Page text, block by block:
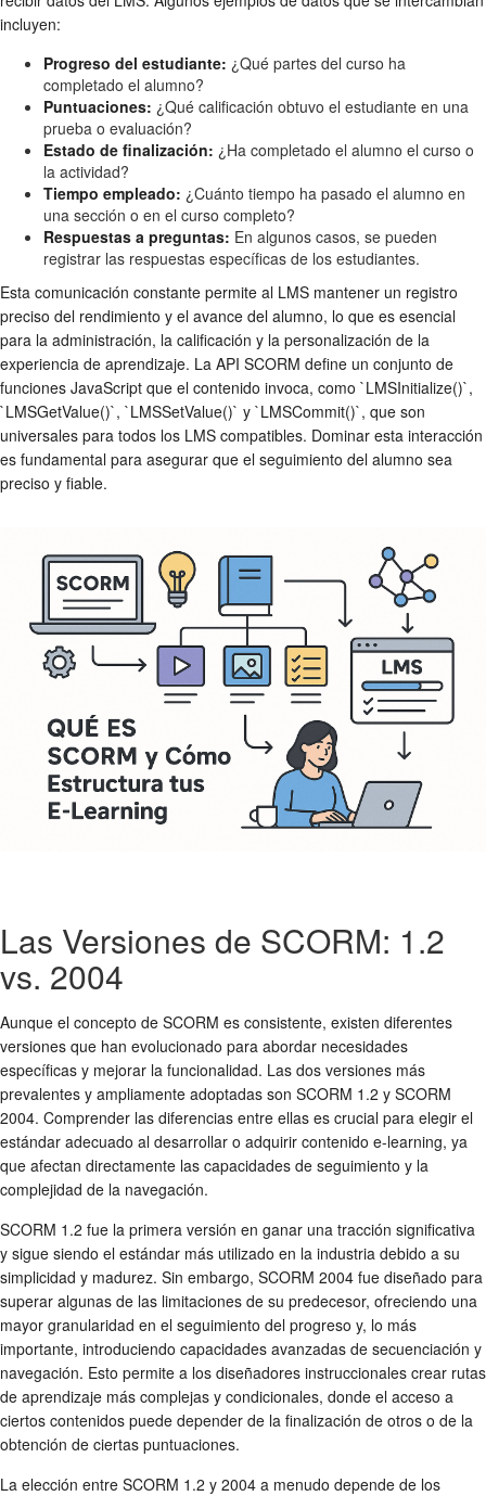
incluyen:
Progreso del estudiante: ¿Qué partes del curso ha
completado el alumno?
Puntuaciones: ¿Qué calificación obtuvo el estudiante en una
prueba o evaluación?
Estado de finalización: ¿Ha completado el alumno el curso o
la actividad?
Tiempo empleado: ¿Cuánto tiempo ha pasado el alumno en
una sección o en el curso completo?
Respuestas a preguntas: En algunos casos, se pueden
registrar las respuestas específicas de los estudiantes.
Esta comunicación constante permite al LMS mantener un registro
preciso del rendimiento y el avance del alumno, lo que es esencial
para la administración, la calificación y la personalización de la
experiencia de aprendizaje. La API SCORM define un conjunto de
funciones JavaScript que el contenido invoca, como `LMSInitialize()`,
`LMSGetValue()`, `LMSSetValue()` y `LMSCommit()`, que son
universales para todos los LMS compatibles. Dominar esta interacción
es fundamental para asegurar que el seguimiento del alumno sea
preciso y fiable.
Las Versiones de SCORM: 1.2
vs. 2004
Aunque el concepto de SCORM es consistente, existen diferentes
versiones que han evolucionado para abordar necesidades
específicas y mejorar la funcionalidad. Las dos versiones más
prevalentes y ampliamente adoptadas son SCORM 1.2 y SCORM
2004. Comprender las diferencias entre ellas es crucial para elegir el
estándar adecuado al desarrollar o adquirir contenido e-learning, ya
que afectan directamente las capacidades de seguimiento y la
complejidad de la navegación.
SCORM 1.2 fue la primera versión en ganar una tracción significativa
y sigue siendo el estándar más utilizado en la industria debido a su
simplicidad y madurez. Sin embargo, SCORM 2004 fue diseñado para
superar algunas de las limitaciones de su predecesor, ofreciendo una
mayor granularidad en el seguimiento del progreso y, lo más
importante, introduciendo capacidades avanzadas de secuenciación y
navegación. Esto permite a los diseñadores instruccionales crear rutas
de aprendizaje más complejas y condicionales, donde el acceso a
ciertos contenidos puede depender de la finalización de otros o de la
obtención de ciertas puntuaciones.
La elección entre SCORM 1.2 y 2004 a menudo depende de los